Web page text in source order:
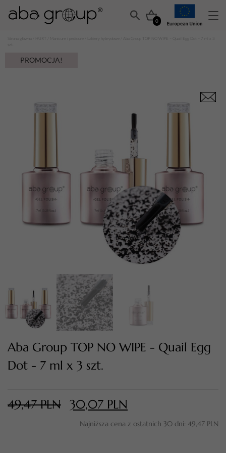
0
TWÓJ KOSZYK (
PRZEJDŹ DO KOSZYKA
Manicure i pedicure
/ Aba Group TOP NO WIPE – Quail Egg Dot – 7 ml x 3
PROMOCJA!
Aba Group TOP NO WIPE - Quail Egg
Dot - 7 ml x 3 szt.
49,47PLN 30,07 PLN
Najniższa cena z ostatnich 30 dni: 49,47 PLN